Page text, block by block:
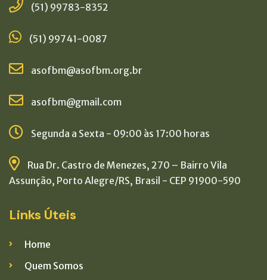
(51) 99783-8352
(51) 99741-0087
asofbm@asofbm.org.br
asofbm@gmail.com
Segunda a Sexta - 09:00 às 17:00 horas
Rua Dr. Castro de Menezes, 270 – Bairro Vila
Assunção, Porto Alegre/RS, Brasil - CEP 91900-590
Links Úteis
Home
Quem Somos